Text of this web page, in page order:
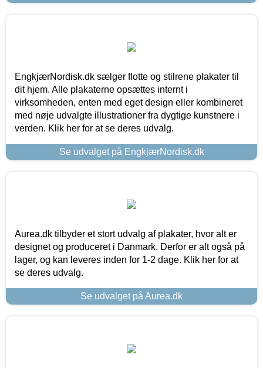
EngkjærNordisk.dk sælger flotte og stilrene plakater til
dit hjem. Alle plakaterne opsættes internt i
virksomheden, enten med eget design eller kombineret
med nøje udvalgte illustrationer fra dygtige kunstnere i
verden. Klik her for at se deres udvalg.
Se udvalget på EngkjærNordisk.dk
Aurea.dk tilbyder et stort udvalg af plakater, hvor alt er
designet og produceret i Danmark. Derfor er alt også på
lager, og kan leveres inden for 1-2 dage. Klik her for at
se deres udvalg.
Se udvalget på Aurea.dk